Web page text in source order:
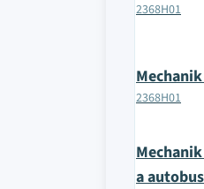
2368H01
2368H01
a